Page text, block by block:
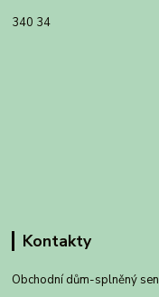
340 34
Kontakty
Obchodní dům-splněný sen